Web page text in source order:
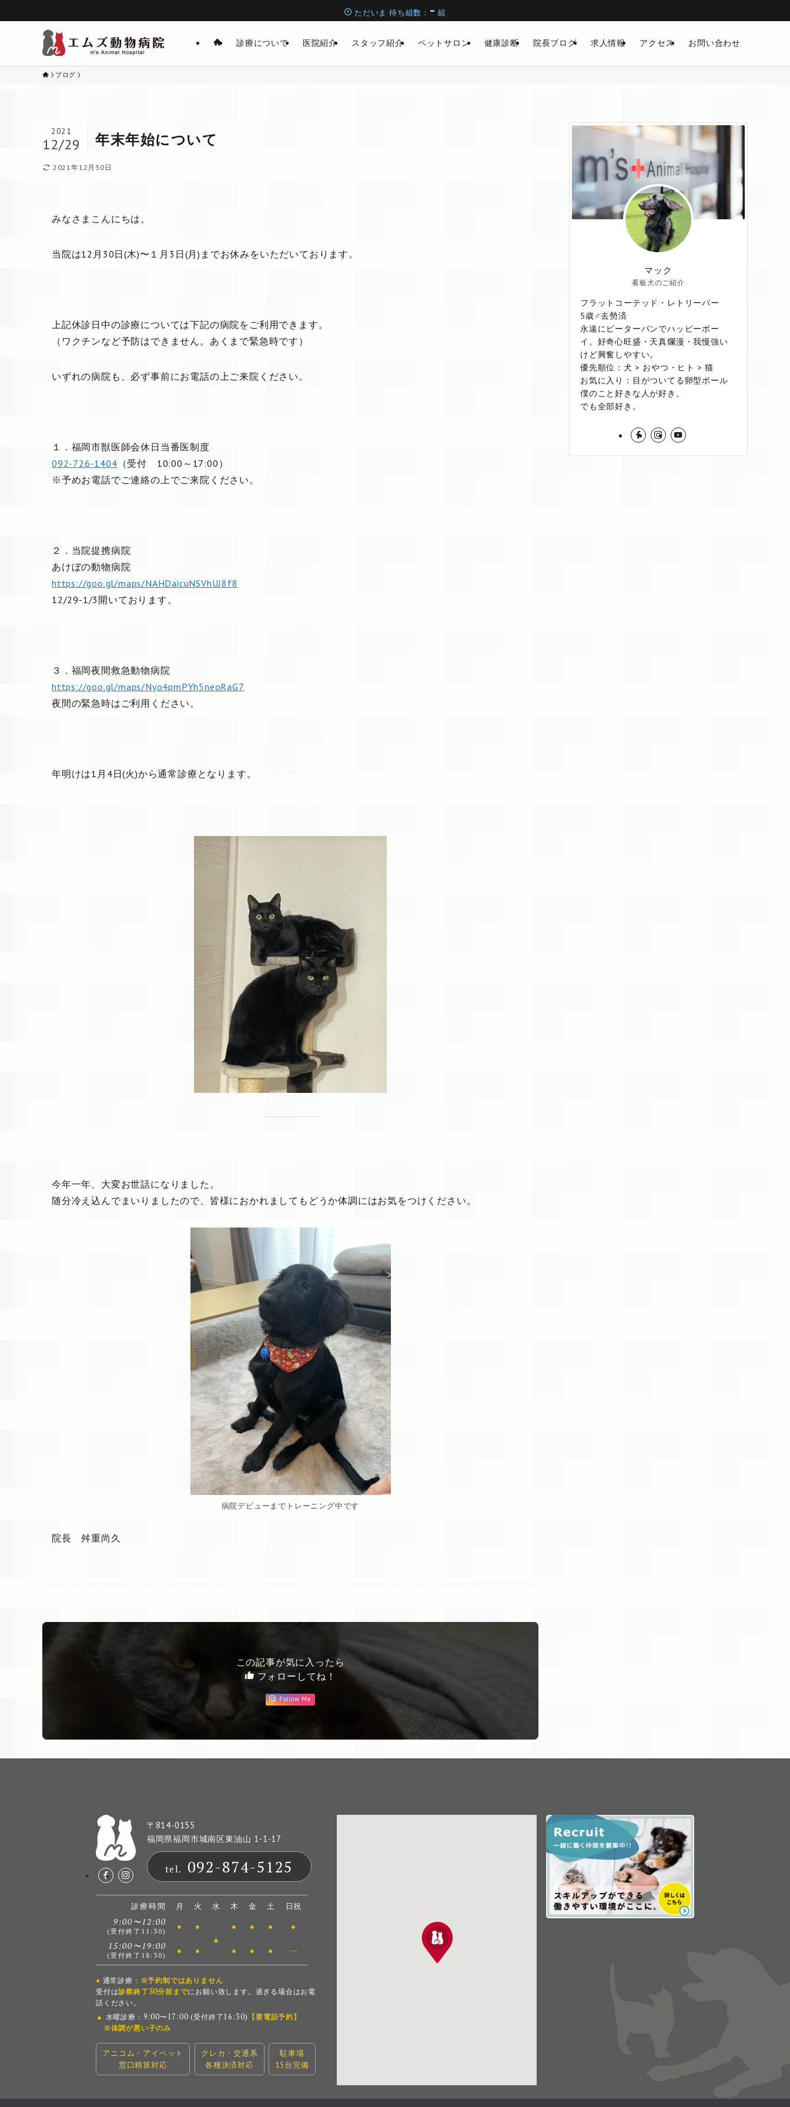
診療について 医院紹介 スタッフ紹介 ペットサロン 健康診断 院長ブログ 求人情報 アクセス お問い合わせ
ブログ
年末年始について
2021
12/29
2021年12月30日
みなさまこんにちは。
当院は12月30日(木)〜１月3日(月)までお休みをいただいております。
上記休診日中の診療については下記の病院をご利用できます。
（ワクチンなど予防はできません。あくまで緊急時です）
いずれの病院も、必ず事前にお電話の上ご来院ください。
１．福岡市獣医師会休日当番医制度
092-726-1404 （受付 10:00～17:00）
※予めお電話でご連絡の上でご来院ください。
２．当院提携病院
あけぼの動物病院
https://goo.gl/maps/NAHDaicuNSVhUJ8f8
12/29-1/3開いております。
３．福岡夜間救急動物病院
https://goo.gl/maps/Nyo4pmPYh5neoRaG7
夜間の緊急時はご利用ください。
年明けは1月4日(火)から通常診療となります。
今年一年、大変お世話になりました。
随分冷え込んでまいりましたので、皆様におかれましてもどうか体調にはお気をつけください。
病院デビューまでトレーニング中です
院長 舛重尚久
この記事が気に入ったら
フォローしてね！
Follow Me
マック
看板犬のご紹介
フラットコーテッド・レトリーバー
5歳♂去勢済
永遠にピーターパンでハッピーボー
イ。好奇心旺盛・天真爛漫・我慢強い
けど興奮しやすい。
優先順位：犬 > おやつ・ヒト > 猫
お気に入り：目がついてる卵型ボール
僕のこと好きな人が好き。
でも全部好き。
〒814-0155
福岡県福岡市城南区東油山 1-1-17
tel. 092-874-5125
診療時間 月 火 水 木 金 土
日祝
9:00〜12:00
(受付終了11:30)
●
●
▲
● ● ●
●
15:00〜19:00
(受付終了18:30)
● ● ● ● ● ―
● 通常診療： ※予約制ではありません
受付は診察終了30分前までにお願い致します。過ぎる場合はお電
話ください。
▲ 水曜診療：9:00〜17:00 (受付終了16:30) 【要電話予約】
※体調が悪い子のみ
アニコム・アイペット
窓口精算対応
クレカ・交通系
各種決済対応
駐車場
15台完備
ただいま 待ち組数： - 組